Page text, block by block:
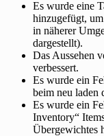
Es wurde eine
hinzugefügt,
in näherer
dargestellt).
Das Aussehen
verbessert.
Es wurde ein
beim neu laden
Es wurde ein
Inventory“
Übergewichtes